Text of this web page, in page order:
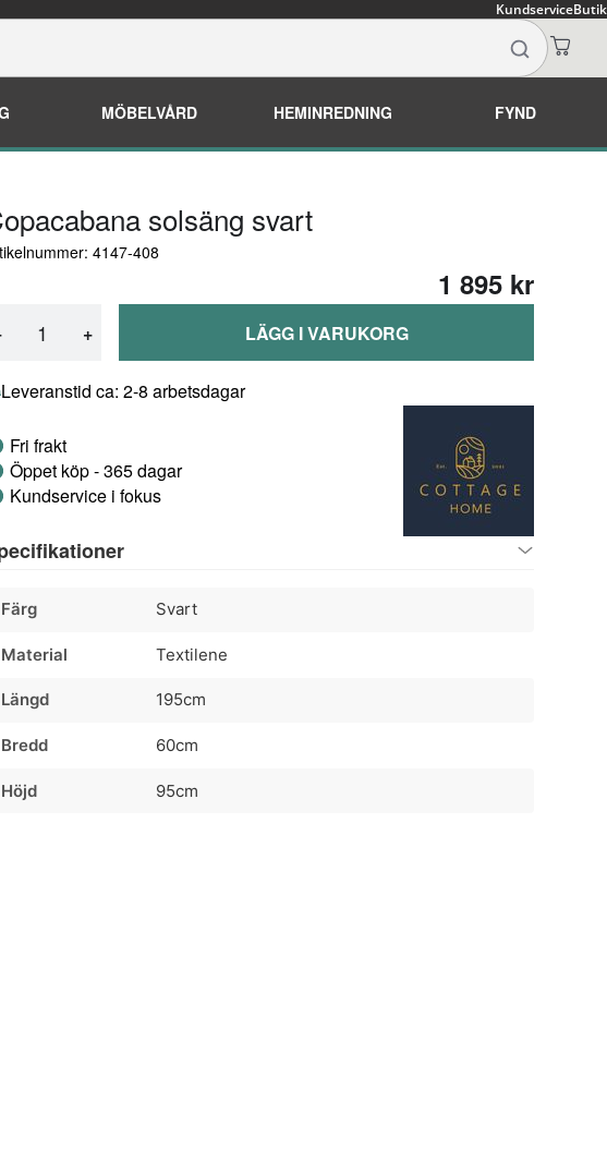
KundserviceButik
MÖBELVÅRD HEMINREDNING FYND
solsäng svart
4147-408
1 895 kr
+ LÄGG I VARUKORG
Leveranstid ca: 2-8 arbetsdagar
Fri frakt
Öppet köp - 365 dagar
Kundservice i fokus
Färg Svart
Material Textilene
Längd 195cm
Bredd 60cm
Höjd 95cm